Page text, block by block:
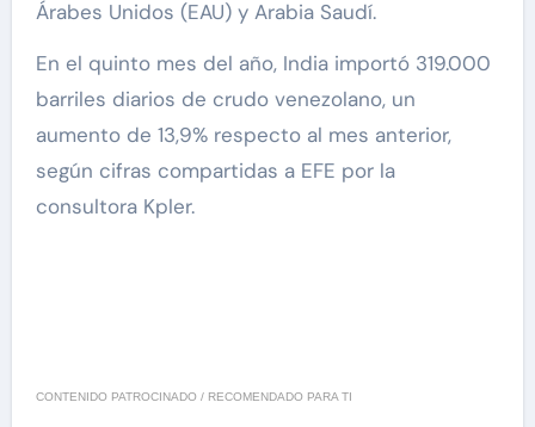
Árabes Unidos (EAU) y Arabia Saudí.
En el quinto mes del año, India importó 319.000
barriles diarios de crudo venezolano, un
aumento de 13,9% respecto al mes anterior,
según cifras compartidas a EFE por la
consultora Kpler.
CONTENIDO PATROCINADO / RECOMENDADO PARA TI